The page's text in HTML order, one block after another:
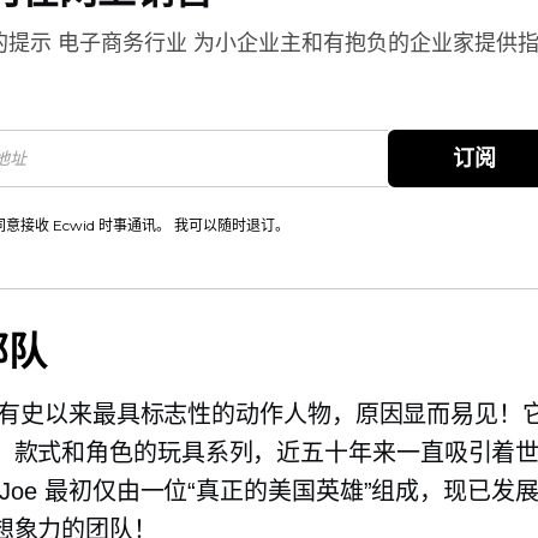
提示 电子商务行业 为小企业主和有抱负的企业家提供
订阅
意接收 Ecwid 时事通讯。 我可以随时退订。
史以来最具标志性的动作人物，原因显而易见！
款式和角色的玩具系列，近五十年来一直吸引着
最初仅由一位“真正的美国英雄”组成，现已发
象力的团队！